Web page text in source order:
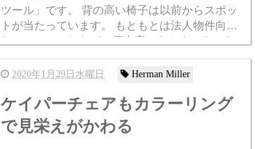
ツール」です。 背の高い椅子は以前からスポッ
トが当たっています。 もともとは法人物件向け
なジャンルでしたが、個人宅でもカウンターを
用意することが増えましたのでそういった場所
に合わせてこ...
2020年1月29日水曜日 Herman Miller
ケイパーチェアもカラーリング
で見栄えがかわる